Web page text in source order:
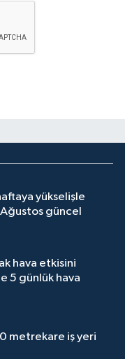
yükselişle
güncel
hava etkisini
5 günlük hava
metrekare iş yeri